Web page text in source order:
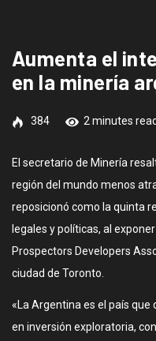
Aumenta el
en la minería
384 2 minutes read
El secretario de Minería
región del mundo menos
reposicionó como la quinta
legales y políticas, al
Prospectors Developers
ciudad de Toronto.
«La Argentina es el país
en inversión exploratoria,